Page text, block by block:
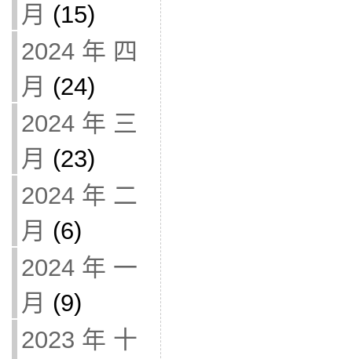
月 (15)
2024 年 四
月 (24)
2024 年 三
月 (23)
2024 年 二
月 (6)
2024 年 一
月 (9)
2023 年 十